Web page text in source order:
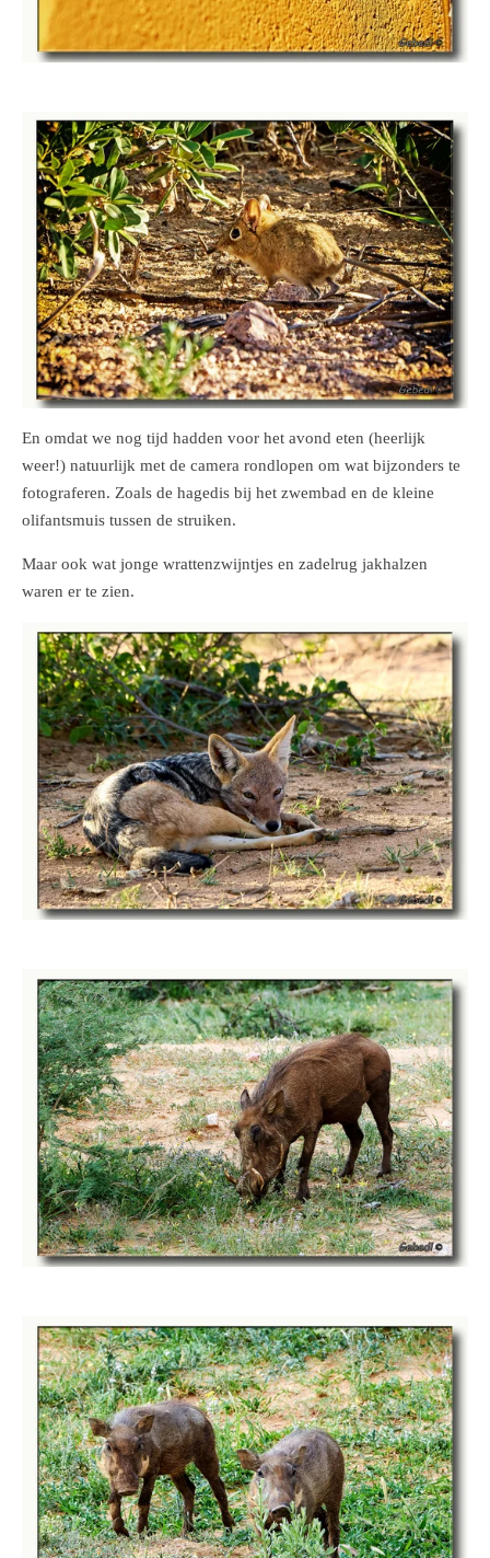
En omdat we nog tijd hadden voor het avond eten (heerlijk
weer!) natuurlijk met de camera rondlopen om wat bijzonders te
fotograferen. Zoals de hagedis bij het zwembad en de kleine
olifantsmuis tussen de struiken.
Maar ook wat jonge wrattenzwijntjes en zadelrug jakhalzen
waren er te zien.